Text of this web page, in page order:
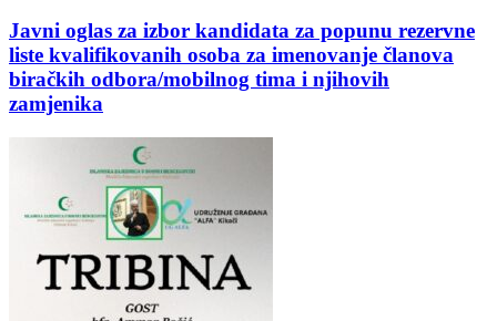
Javni oglas za izbor kandidata za popunu rezervne
liste kvalifikovanih osoba za imenovanje članova
biračkih odbora/mobilnog tima i njihovih
zamjenika